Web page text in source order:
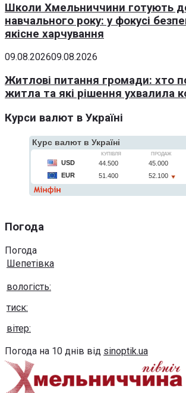
Школи Хмельниччини готують
навчального року: у фокусі
якісне харчування
09.08.202609.08.2026
Житлові питання громади: хто
житла та які рішення ухвалила
Курси валют в Україні
Погода
Погода
Шепетівка
вологість:
тиск:
вітер:
Погода на 10 днів від sinoptik.ua